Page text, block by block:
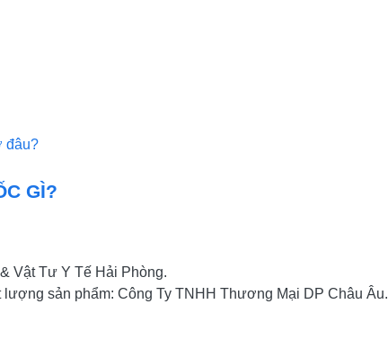
đâu?
GÌ?
Vật Tư Y Tế Hải Phòng.
sản phẩm: Công Ty TNHH Thương Mại DP Châu Âu.